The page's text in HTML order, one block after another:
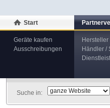
Start
Geräte kaufen
Ausschreibungen
Hersteller
Händler /
Suche in: